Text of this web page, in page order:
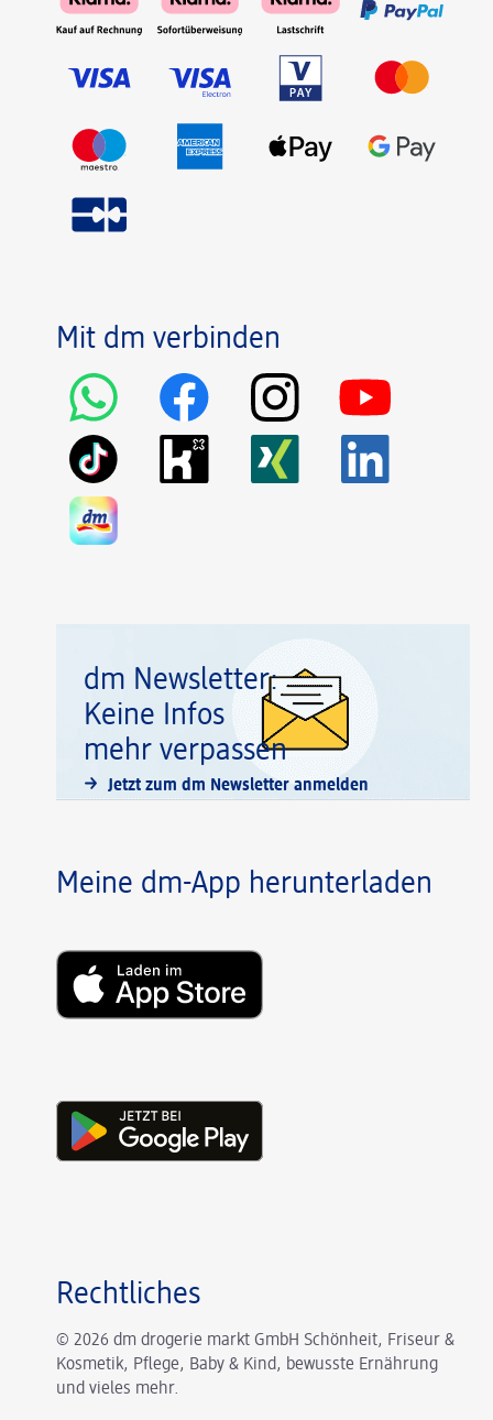
Mit dm verbinden
dm Newsletter:
Keine Infos
mehr verpassen
Jetzt zum dm Newsletter anmelden
Meine dm-App herunterladen
Rechtliches
© 2026 dm drogerie markt GmbH Schönheit, Friseur &
Kosmetik, Pflege, Baby & Kind, bewusste Ernährung
und vieles mehr.